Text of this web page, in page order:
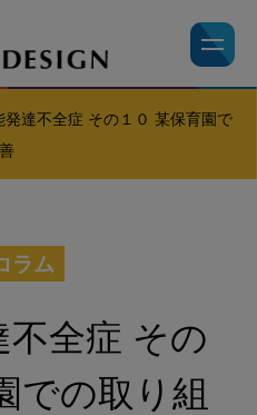
発達不全症 その１０ 某保育園で
ラム
不全症 その
での取り組